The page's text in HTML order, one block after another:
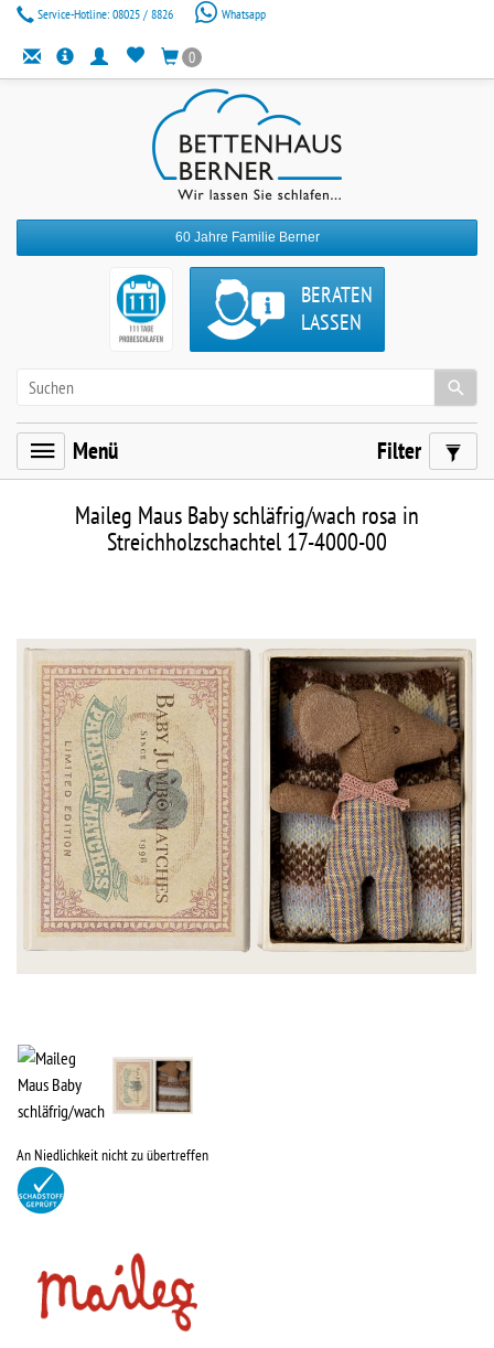
Service-Hotline: 08025 / 8826 Whatsapp
0
60 Jahre Familie Berner
BERATEN
LASSEN
Menü Filter
Maileg Maus Baby schläfrig/wach rosa in
Streichholzschachtel 17-4000-00
An Niedlichkeit nicht zu übertreffen